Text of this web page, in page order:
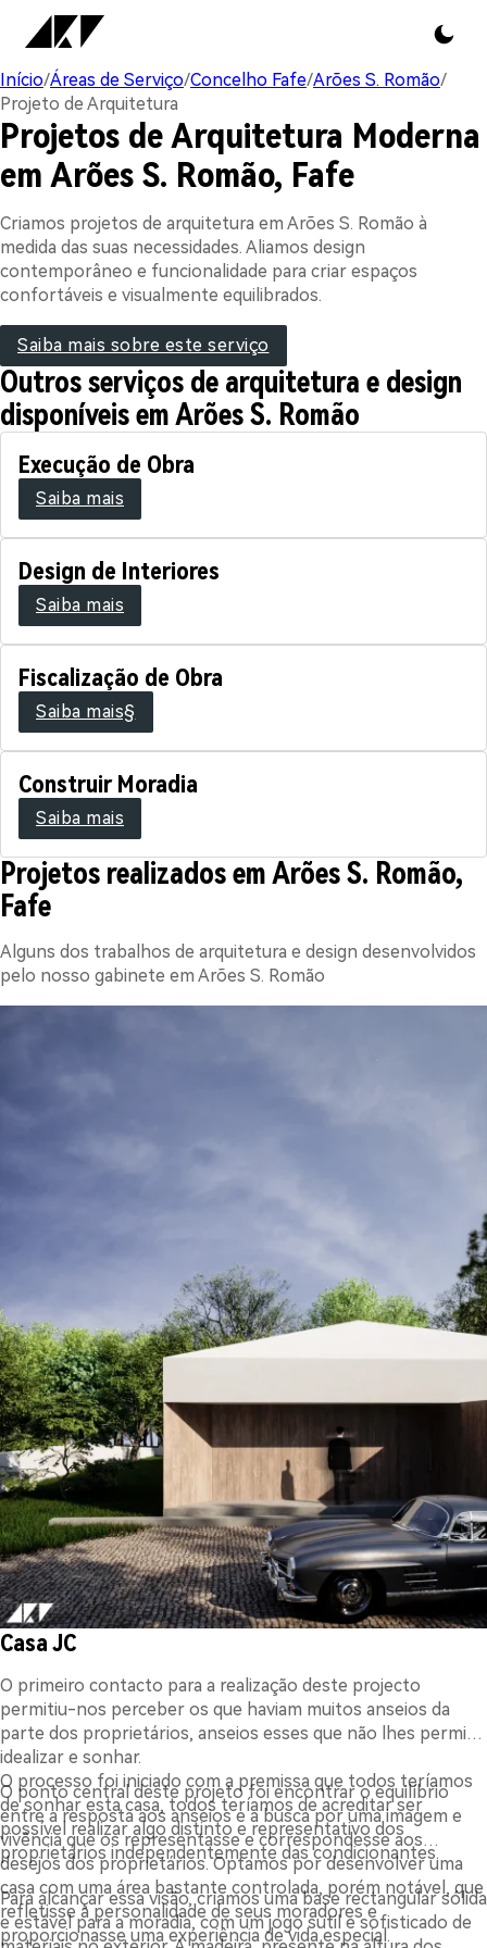
Início/Áreas de Serviço/Concelho Fafe/Arões S. Romão/
Projeto de Arquitetura
Projetos de Arquitetura Moderna
em Arões S. Romão, Fafe
Criamos projetos de arquitetura em Arões S. Romão à
medida das suas necessidades. Aliamos design
contemporâneo e funcionalidade para criar espaços
confortáveis e visualmente equilibrados.
Saiba mais sobre este serviço
Outros serviços de arquitetura e design
disponíveis em Arões S. Romão
Execução de Obra
Saiba mais
Design de Interiores
Saiba mais
Fiscalização de Obra
Saiba mais§
Construir Moradia
Saiba mais
Projetos realizados em Arões S. Romão,
Fafe
Alguns dos trabalhos de arquitetura e design desenvolvidos
pelo nosso gabinete em Arões S. Romão
Casa JC
O primeiro contacto para a realização deste projecto
permitiu-nos perceber os que haviam muitos anseios da
parte dos proprietários, anseios esses que não lhes permitia
idealizar e sonhar.
O processo foi iniciado com a premissa que todos teríamos
de sonhar esta casa, todos teríamos de acreditar ser
possível realizar algo distinto e representativo dos
proprietários independentemente das condicionantes.
O ponto central deste projeto foi encontrar o equilíbrio
entre a resposta aos anseios e a busca por uma imagem e
vivência que os representasse e correspondesse aos
desejos dos proprietários. Optamos por desenvolver uma
casa com uma área bastante controlada, porém notável, que
refletisse a personalidade de seus moradores e
proporcionasse uma experiência de vida especial.
Para alcançar essa visão, criamos uma base rectangular sólida
e estável para a moradia, com um jogo sutil e sofisticado de